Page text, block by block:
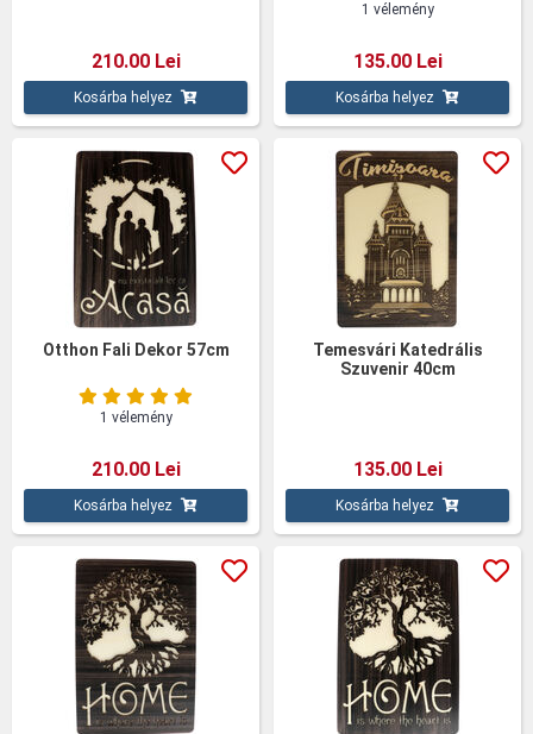
210.00 Lei
Kosárba helyez
1 vélemény
135.00 Lei
Kosárba helyez
Otthon Fali Dekor 57cm
1 vélemény
210.00 Lei
Kosárba helyez
Temesvári Katedrális
Szuvenir 40cm
135.00 Lei
Kosárba helyez